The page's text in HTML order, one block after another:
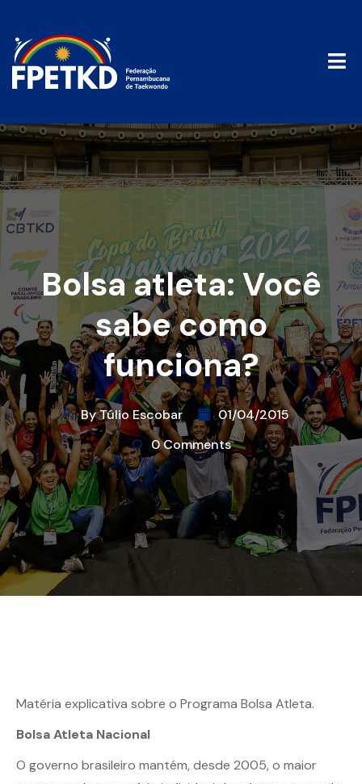
Bolsa atleta: Você
sabe como
funciona?
By Túlio Escobar
01/04/2015
0 Comments
Matéria explicativa sobre o Programa Bolsa Atleta.
Bolsa Atleta Nacional
O governo brasileiro mantém, desde 2005, o maior